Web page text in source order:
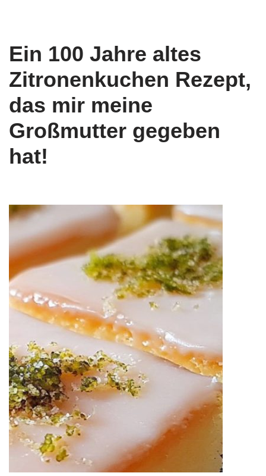
Ein 100 Jahre altes
Zitronenkuchen Rezept,
das mir meine
Großmutter gegeben
hat!